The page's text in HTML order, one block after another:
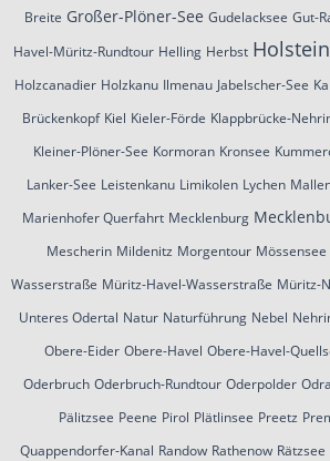
Breite Großer-Plöner-See Gudelacksee Gut-
Havel-Müritz-Rundtour Helling Herbst
Holzcanadier Holzkanu Ilmenau Jabelscher-See
Brückenkopf Kiel Kieler-Förde Klappbrücke-
Kleiner-Plöner-See Kormoran Kronsee
Lanker-See Leistenkanu Limikolen Lychen
Marienhofer Querfahrt Mecklenburg
Mescherin Mildenitz Morgentour Mössensee
Wasserstraße Müritz-Havel-Wasserstraße Müritz-
Unteres Odertal Natur Naturführung Nebel
Obere-Eider Obere-Havel Obere-Havel-
Oderbruch Oderbruch-Rundtour Oderpolder Odra
Pälitzsee Peene Pirol Plätlinsee Preetz
Quappendorfer-Kanal Randow Rathenow Rätzsee